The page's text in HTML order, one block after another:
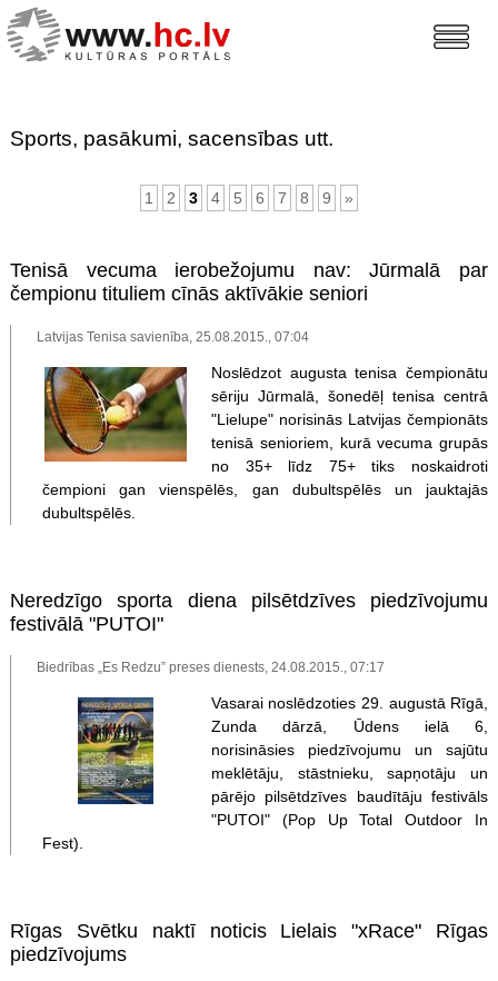
Sports, pasākumi, sacensības utt.
1 2 3 4 5 6 7 8 9 »
Tenisā vecuma ierobežojumu nav: Jūrmalā par
čempionu tituliem cīnās aktīvākie seniori
Latvijas Tenisa savienība, 25.08.2015., 07:04
Noslēdzot augusta tenisa čempionātu
sēriju Jūrmalā, šonedēļ tenisa centrā
"Lielupe" norisinās Latvijas čempionāts
tenisā senioriem, kurā vecuma grupās
no 35+ līdz 75+ tiks noskaidroti
čempioni gan vienspēlēs, gan dubultspēlēs un jauktajās
dubultspēlēs.
Neredzīgo sporta diena pilsētdzīves piedzīvojumu
festivālā "PUTOI"
Biedrības „Es Redzu” preses dienests, 24.08.2015., 07:17
Vasarai noslēdzoties 29. augustā Rīgā,
Zunda dārzā, Ūdens ielā 6,
norisināsies piedzīvojumu un sajūtu
meklētāju, stāstnieku, sapņotāju un
pārējo pilsētdzīves baudītāju festivāls
"PUTOI" (Pop Up Total Outdoor In
Fest).
Rīgas Svētku naktī noticis Lielais "xRace" Rīgas
piedzīvojums